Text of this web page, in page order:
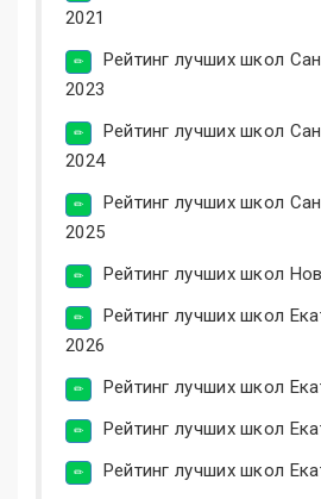
2021
Рейтинг лучших школ
2023
Рейтинг лучших школ
2024
Рейтинг лучших школ
2025
Рейтинг лучших школ
Рейтинг лучших школ
2026
Рейтинг лучших школ
Рейтинг лучших школ
Рейтинг лучших школ